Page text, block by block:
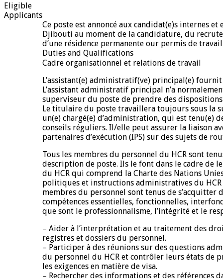
Eligible
Applicants
Ce poste est annoncé aux candidat(e)s internes
Djibouti au moment de la candidature, du
d’une résidence permanente our permis de
Duties and Qualifications
Cadre organisationnel et relations de travail
L’assistant(e) administratif(ve) principal(e)
L’assistant administratif principal n’a
superviseur du poste de prendre des
Le titulaire du poste travaillera toujours sous la
un(e) chargé(e) d’administration, qui est
conseils réguliers. Il/elle peut assurer la liaison
partenaires d’exécution (IPS) sur des sujets de
Tous les membres du personnel du HCR sont
description de poste. Ils le font dans le cadre de
du HCR qui comprend la Charte des Nations
politiques et instructions administratives du
membres du personnel sont tenus de s’acquitter
compétences essentielles, fonctionnelles,
que sont le professionnalisme, l’intégrité et le
– Aider à l’interprétation et au traitement des
registres et dossiers du personnel.
– Participer à des réunions sur des questions
du personnel du HCR et contrôler leurs états de
les exigences en matière de visa.
– Rechercher des informations et des références